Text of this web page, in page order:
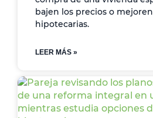
bajen los precios o
hipotecarias.
LEER MÁS »